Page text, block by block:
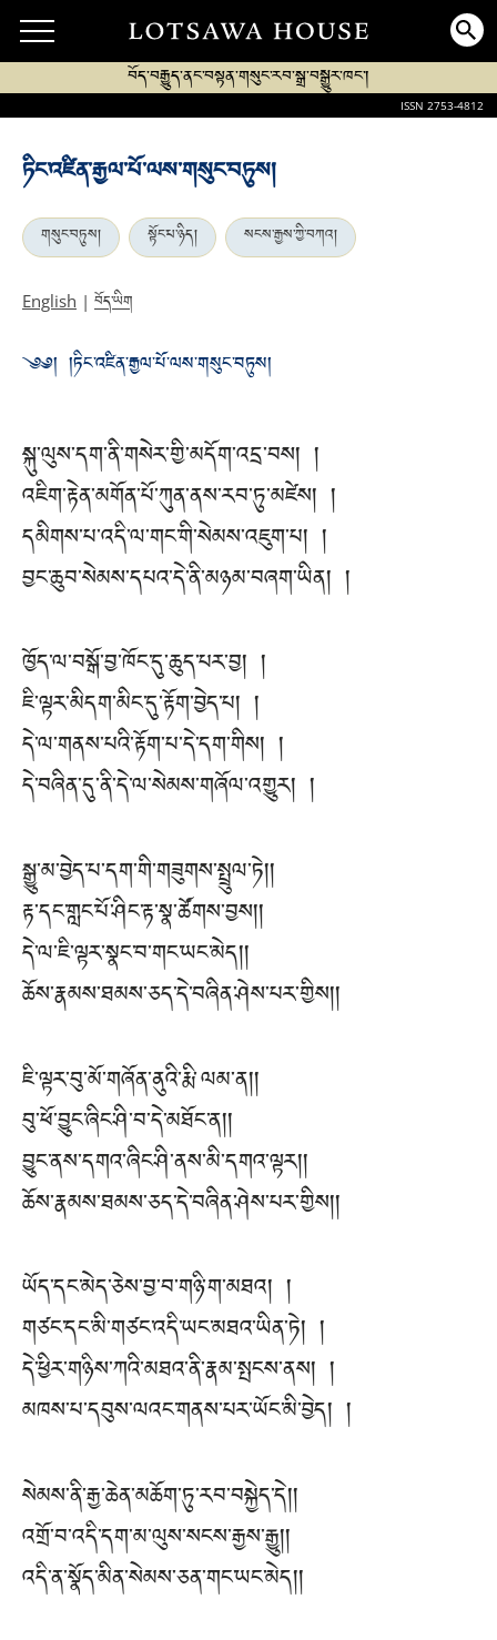
བོད་བརྒྱུད་ནང་བསྟན་གསུང་རབ་སྒྲ་བསྒྱུར་ཁང་།
ISSN 2753-4812
ཏིང་འཛིན་རྒྱལ་པོ་ལས་གསུང་བཏུས།
གསུང་བཏུས། སྟོང་པ་ཉིད། སངས་རྒྱས་ཀྱི་བཀའ།
English | བོད་ཡིག
༄༅། །ཏིང་འཛིན་རྒྱལ་པོ་ལས་གསུང་བཏུས།
སྐུ་ལུས་དག་ནི་གསེར་གྱི་མདོག་འདྲ་བས། །
འཇིག་རྟེན་མགོན་པོ་ཀུན་ནས་རབ་ཏུ་མཛེས། །
དམིགས་པ་འདི་ལ་གང་གི་སེམས་འཇུག་པ། །
བྱང་ཆུབ་སེམས་དཔའ་དེ་ནི་མཉམ་བཞག་ཡིན། །
ཁྱོད་ལ་བསྒོ་བྱ་ཁོང་དུ་ཆུད་པར་བྱ། །
ཇི་ལྟར་མིདག་མིང་དུ་རྟོག་བྱེད་པ། །
དེ་ལ་གནས་པའི་རྟོག་པ་དེ་དག་གིས། །
དེ་བཞིན་དུ་ནི་དེ་ལ་སེམས་གཞོལ་འགྱུར། །
སྒྱུ་མ་བྱེད་པ་དག་གི་གཟུགས་སྤྲུལ་ཏེ། །
རྟ་དང་གླང་པོ་ཤིང་རྟ་སྣ་ཚོགས་བྱས། །
དེ་ལ་ཇི་ལྟར་སྣང་བ་གང་ཡང་མེད། །
ཆོས་རྣམས་ཐམས་ཅད་དེ་བཞིན་ཤེས་པར་གྱིས། །
ཇི་ལྟར་བུ་མོ་གཞོན་ནུའི་རྨི་ལམ་ན། །
བུ་ཕོ་བྱུང་ཞིང་ཤི་བ་དེ་མཐོང་ན། །
བྱུང་ནས་དགའ་ཞིང་ཤི་ནས་མི་དགའ་ལྟར། །
ཆོས་རྣམས་ཐམས་ཅད་དེ་བཞིན་ཤེས་པར་གྱིས། །
ཡོད་དང་མེད་ཅེས་བྱ་བ་གཉི་ག་མཐའ། །
གཙང་དང་མི་གཙང་འདི་ཡང་མཐའ་ཡིན་ཏེ། །
དེ་ཕྱིར་གཉིས་ཀའི་མཐའ་ནི་རྣམ་སྤངས་ནས། །
མཁས་པ་དབུས་ལའང་གནས་པར་ཡོང་མི་བྱེད། །
སེམས་ནི་རྒྱ་ཆེན་མཆོག་ཏུ་རབ་བསྐྱེད་དེ། །
འགྲོ་བ་འདི་དག་མ་ལུས་སངས་རྒྱས་རྒྱུ། །
འདི་ན་སྣོད་མིན་སེམས་ཅན་གང་ཡང་མེད། །